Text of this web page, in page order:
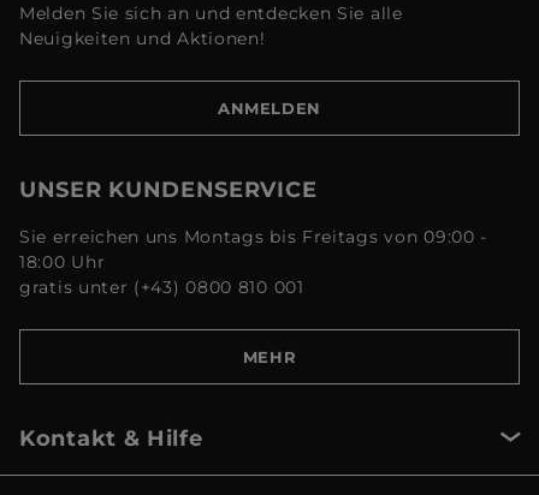
Melden Sie sich an und entdecken Sie alle
Neuigkeiten und Aktionen!
ANMELDEN
UNSER KUNDENSERVICE
Sie erreichen uns Montags bis Freitags von 09:00 -
18:00 Uhr
gratis unter (+43) 0800 810 001
MEHR
Kontakt & Hilfe